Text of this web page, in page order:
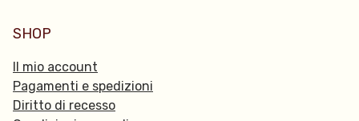
SHOP
Il mio account
Pagamenti e spedizioni
Diritto di recesso